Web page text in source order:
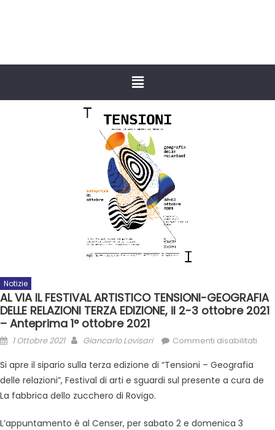
Notizie
AL VIA IL FESTIVAL ARTISTICO TENSIONI-GEOGRAFIA
DELLE RELAZIONI TERZA EDIZIONE, il 2-3 ottobre 2021
– Anteprima 1° ottobre 2021
1 Ottobre 2021 Giancarlo Lovisari Commenti disabilitati
Si apre il sipario sulla terza edizione di “Tensioni – Geografia
delle relazioni”, Festival di arti e sguardi sul presente a cura de
La fabbrica dello zucchero di Rovigo.
L’appuntamento è al Censer, per sabato 2 e domenica 3